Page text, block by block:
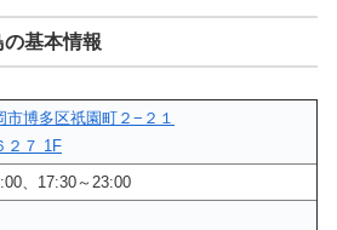
基本情報
市博多区祇園町２−２１
２７ 1F
、17:30～23:00